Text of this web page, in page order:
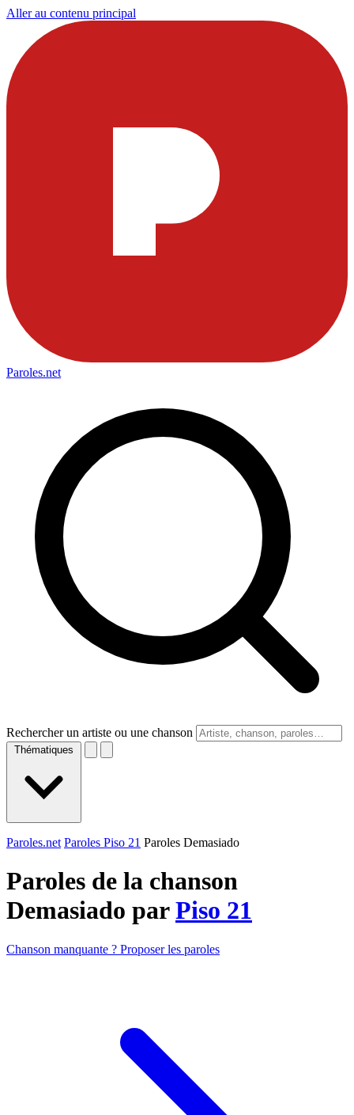
Aller au contenu principal
Paroles.net
Rechercher un artiste ou une chanson
Thématiques
Paroles.net Paroles Piso 21 Paroles Demasiado
Paroles de la chanson
Demasiado parPiso 21
Chanson manquante ? Proposer les paroles